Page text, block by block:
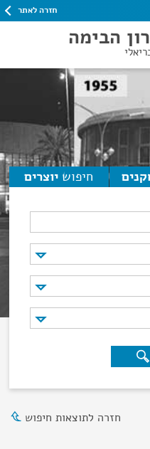
חזרה לאתר
הבימה
חיפוש יוצרים
חזרה לתוצאות חיפוש